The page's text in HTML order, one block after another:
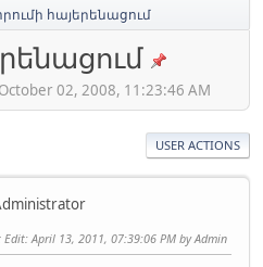
հայերենացում
02, 2008, 11:23:46 AM
USER ACTIONS
Edit: April 13, 2011, 07:39:06 PM by Admin